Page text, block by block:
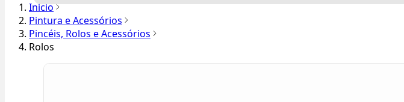
Início
Pintura e Acessórios
Pincéis, Rolos e Acessórios
Rolos